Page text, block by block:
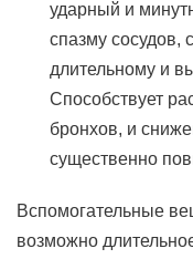
ударный и
спазму сосудов,
длительному и
Способствует
бронхов, и
существенно
Вспомогательные
возможно